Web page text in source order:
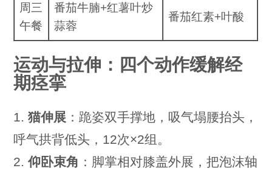
周三
午餐
番茄牛腩+红薯叶炒
蒜蓉
番茄红素+叶酸
运动与拉伸：四个动作缓解经
期痉挛
1.猫伸展 ：跪姿双手撑地，吸气塌腰抬头，
呼气拱背低头，12次×2组。
2.仰卧束角 ：脚掌相对膝盖外展，把泡沫轴